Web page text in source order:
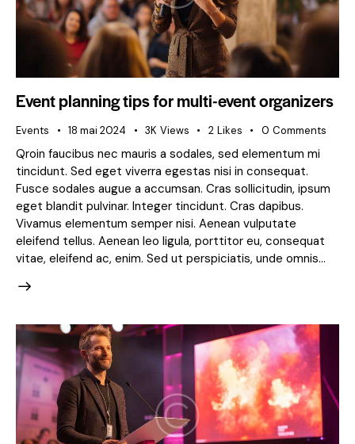
Event planning tips for multi-event organizers
Events 18 mai 2024 3K Views 2 Likes 0 Comments
Qroin faucibus nec mauris a sodales, sed elementum mi
tincidunt. Sed eget viverra egestas nisi in consequat.
Fusce sodales augue a accumsan. Cras sollicitudin, ipsum
eget blandit pulvinar. Integer tincidunt. Cras dapibus.
Vivamus elementum semper nisi. Aenean vulputate
eleifend tellus. Aenean leo ligula, porttitor eu, consequat
vitae, eleifend ac, enim. Sed ut perspiciatis, unde omnis…